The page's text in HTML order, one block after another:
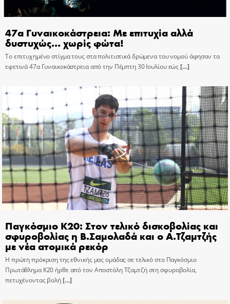
47α Γυναικοκάστρεια: Με επιτυχία αλλά
δυστυχώς… χωρίς φώτα!
Το επιτυχημένο στίγμα τους στα πολιτιστικά δρώμενα του νομού άφησαν τα
εφετινά 47α Γυναικοκάστρεια από την Πέμπτη 30 Ιουλίου εώς[…]
Παγκόσμιο Κ20: Στον τελικό δισκοβολίας και
σφυροβολίας η Β.Σαμολαδά και ο Α.Τζαμτζής
με νέα ατομικά ρεκόρ
Η πρώτη πρόκριση της εθνικής μας ομάδας σε τελικό στο Παγκόσμιο
Πρωτάθλημα Κ20 ήρθε από τον Αποστόλη Τζαμτζή στη σφυροβολία,
πετυχένοντας βολή[…]